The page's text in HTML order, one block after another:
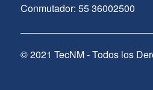
Conmutador: 55 36002500
© 2021 TecNM - Todos los